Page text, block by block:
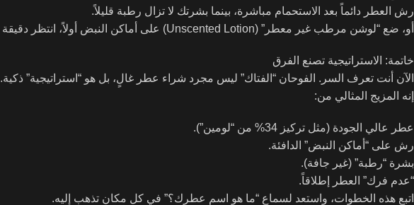
رش العطر دائماً بعد الاستحمام مباشرة، بينما بشرتك لا تزال رطبة قليلاً.
أو، ضع “لوشن مرطب غير معطر” (Unscented Lotion) على أماكن النبض أولاً، انتظر دقيقة ليمتصه الجلد، ثم رش العطر فوقه. ستتفاجأ من قوة الثبات.
خاتمة: الاستراتيجية تصنع الفرق
الآن أنت تعرف السر. الفوحان “الفتاك” ليس مجرد شراء عطر غالٍ، بل هو “استراتيجية” ذكية.
إنه المزيج المثالي من:
عطر عالي الجودة (مثل تركيز 34% من “لومين”).
رش على “أماكن النبض” الدافئة.
بشرة “رطبة” (غير جافة).
“عدم فرك” العطر إطلاقاً.
اتبع هذه الخطوات، واستعد لسماع “ما هو اسم عطرك؟” في كل مكان تذهب إليه.